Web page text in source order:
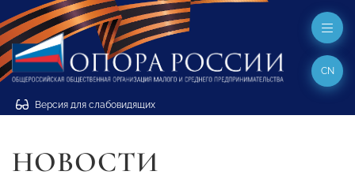
Версия для слабовидящих
CN
НОВОСТИ